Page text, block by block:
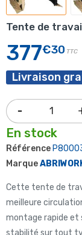
Tente de
377€30 TTC
Livraison
En stock
Référence
Marque
Cette tente de
meilleure
montage rapide
stabilité sur tout